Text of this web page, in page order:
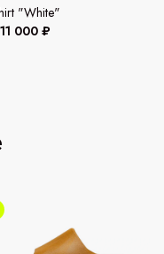
"White"
000 ₽